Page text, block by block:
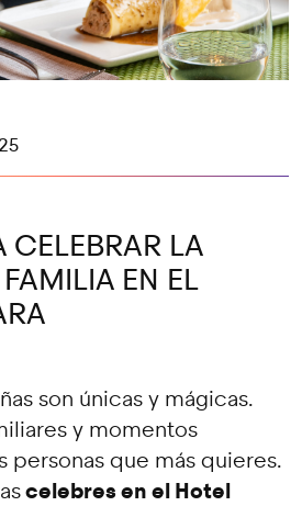
CELEBRAR LA
EN EL
son únicas y mágicas.
y momentos
personas que más quieres.
celebres en el Hotel